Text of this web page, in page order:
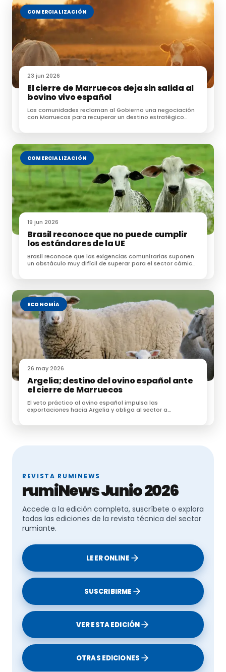
COMERCIALIZACIÓN
23 jun 2026
El cierre de Marruecos deja sin salida al
bovino vivo español
Las comunidades reclaman al Gobierno una negociación
con Marruecos para recuperar un destino estratégico
COMERCIALIZACIÓN
19 jun 2026
Brasil reconoce que no puede cumplir
los estándares de la UE
Brasil reconoce que las exigencias comunitarias suponen
un obstáculo muy difícil de superar para el sector cárnico
ECONOMÍA
26 may 2026
Argelia; destino del ovino español ante
el cierre de Marruecos
El veto práctico al ovino español impulsa las
exportaciones hacia Argelia y obliga al sector a
REVISTA RUMINEWS
rumiNews Junio 2026
Accede a la edición completa, suscríbete o explora
todas las ediciones de la revista técnica del sector
rumiante.
LEER ONLINE
SUSCRIBIRME
VER ESTA EDICIÓN
OTRAS EDICIONES